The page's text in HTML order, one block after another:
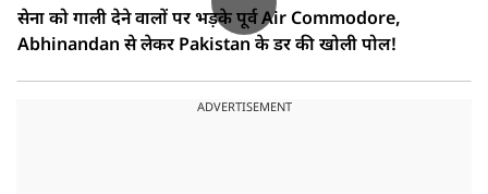
सेना को गाली देने वालों पर भड़के पूर्व Air Commodore,
Abhinandan से लेकर Pakistan के डर की खोली पोल!
ADVERTISEMENT